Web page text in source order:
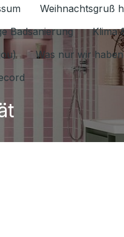
Datenschutz 1.6.2026
Weihnachtsgruß
Badsanierung
Klima
Was nur wir